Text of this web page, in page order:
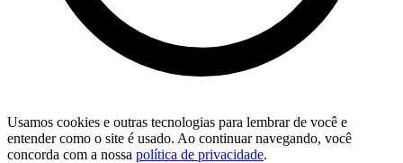
Usamos cookies e outras tecnologias para lembrar de você e
entender como o site é usado. Ao continuar navegando, você
concorda com a nossa política de privacidade.